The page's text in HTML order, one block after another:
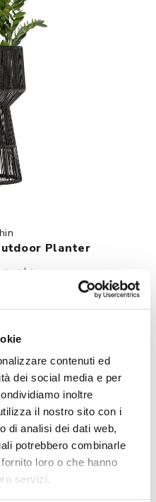
contenuti ed
dei social media e per
inoltre
il nostro sito con i
di analisi dei dati web,
potrebbero combinarle
loro o che hanno
servizi.
Planter